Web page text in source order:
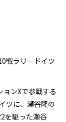
戦ラリードイツ
ンXで参戦する
ツに、瀬谷隆の
を駆った瀬谷